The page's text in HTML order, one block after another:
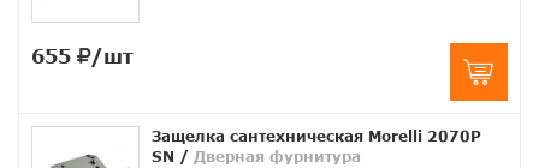
655 /шт
Защелка сантехническая Morelli 2070P
SN / Дверная фурнитура